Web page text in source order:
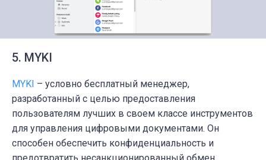
5. MYKI
MYKI – условно бесплатный менеджер,
разработанный с целью предоставления
пользователям лучших в своем классе инструментов
для управления цифровыми документами. Он
способен обеспечить конфиденциальность и
предотвратить несанкционированный обмен